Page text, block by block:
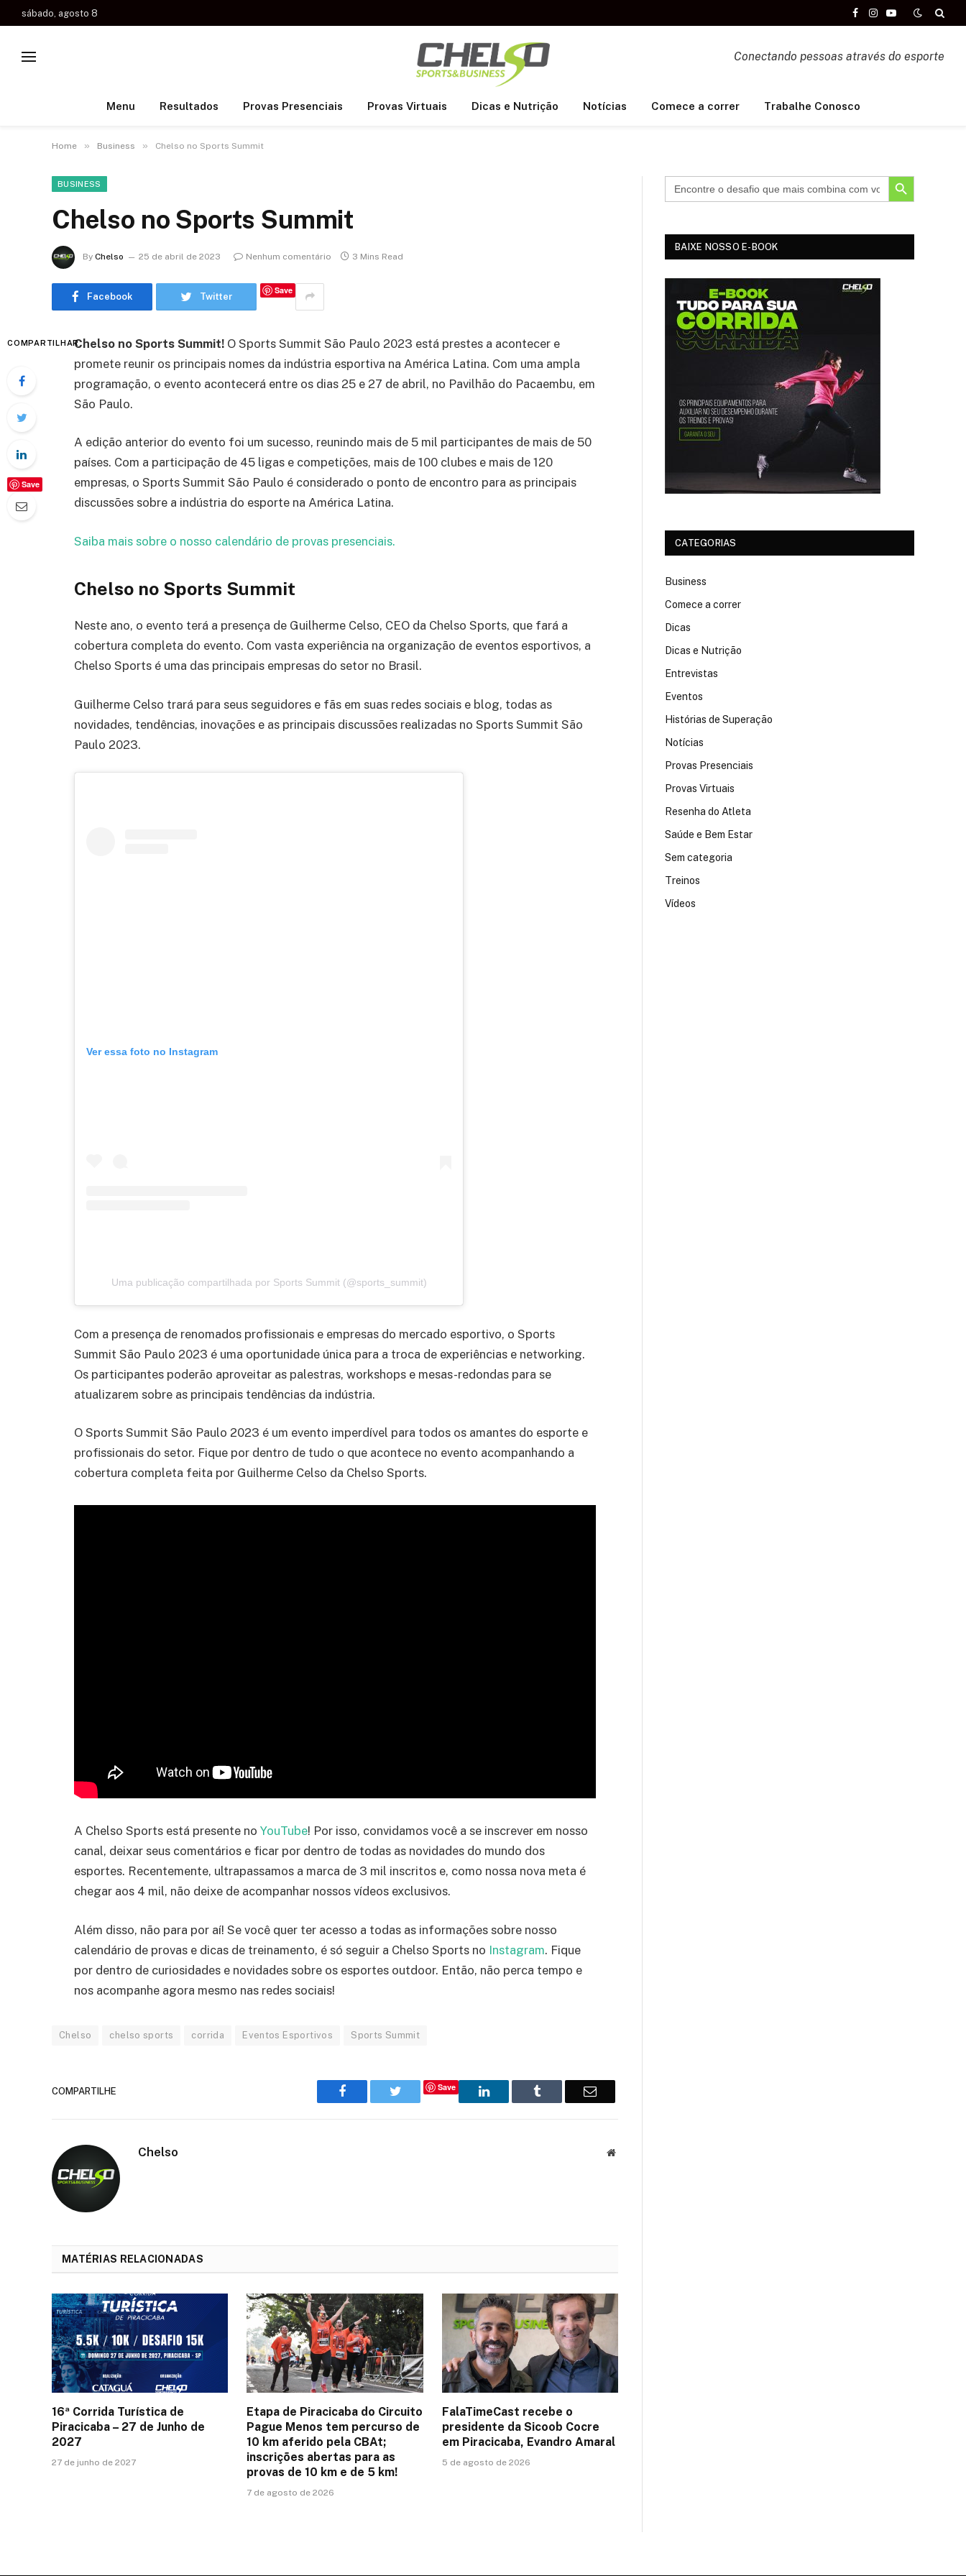
sábado, agosto 8
Facebook
Instagram
YouTube
Conectando pessoas através do esporte
Menu Resultados Provas Presenciais Provas Virtuais Dicas e Nutrição Notícias Comece a correr Trabalhe Conosco
Home » Business » Chelso no Sports Summit
BUSINESS
Chelso no Sports Summit
By Chelso 25 de abril de 2023 Nenhum comentário 3 Mins Read
Facebook Twitter
Save
COMPARTILHAR
Save
Chelso no Sports Summit! O Sports Summit São Paulo 2023 está prestes a acontecer e
promete reunir os principais nomes da indústria esportiva na América Latina. Com uma ampla
programação, o evento acontecerá entre os dias 25 e 27 de abril, no Pavilhão do Pacaembu, em
São Paulo.
A edição anterior do evento foi um sucesso, reunindo mais de 5 mil participantes de mais de 50
países. Com a participação de 45 ligas e competições, mais de 100 clubes e mais de 120
empresas, o Sports Summit São Paulo é considerado o ponto de encontro para as principais
discussões sobre a indústria do esporte na América Latina.
Saiba mais sobre o nosso calendário de provas presenciais.
Chelso no Sports Summit
Neste ano, o evento terá a presença de Guilherme Celso, CEO da Chelso Sports, que fará a
cobertura completa do evento. Com vasta experiência na organização de eventos esportivos, a
Chelso Sports é uma das principais empresas do setor no Brasil.
Guilherme Celso trará para seus seguidores e fãs em suas redes sociais e blog, todas as
novidades, tendências, inovações e as principais discussões realizadas no Sports Summit São
Paulo 2023.
Ver essa foto no Instagram
Uma publicação compartilhada por Sports Summit (@sports_summit)
Com a presença de renomados profissionais e empresas do mercado esportivo, o Sports
Summit São Paulo 2023 é uma oportunidade única para a troca de experiências e networking.
Os participantes poderão aproveitar as palestras, workshops e mesas-redondas para se
atualizarem sobre as principais tendências da indústria.
O Sports Summit São Paulo 2023 é um evento imperdível para todos os amantes do esporte e
profissionais do setor. Fique por dentro de tudo o que acontece no evento acompanhando a
cobertura completa feita por Guilherme Celso da Chelso Sports.
A Chelso Sports está presente no YouTube! Por isso, convidamos você a se inscrever em nosso
canal, deixar seus comentários e ficar por dentro de todas as novidades do mundo dos
esportes. Recentemente, ultrapassamos a marca de 3 mil inscritos e, como nossa nova meta é
chegar aos 4 mil, não deixe de acompanhar nossos vídeos exclusivos.
Além disso, não para por aí! Se você quer ter acesso a todas as informações sobre nosso
calendário de provas e dicas de treinamento, é só seguir a Chelso Sports no Instagram. Fique
por dentro de curiosidades e novidades sobre os esportes outdoor. Então, não perca tempo e
nos acompanhe agora mesmo nas redes sociais!
Chelso chelso sports corrida Eventos Esportivos Sports Summit
COMPARTILHE Facebook TwitterSave LinkedIn Tumblr Email
Chelso Website
MATÉRIAS RELACIONADAS
16ª Corrida Turística de
Piracicaba – 27 de Junho de
2027
27 de junho de 2027
Etapa de Piracicaba do Circuito
Pague Menos tem percurso de
10 km aferido pela CBAt;
inscrições abertas para as
provas de 10 km e de 5 km!
7 de agosto de 2026
FalaTimeCast recebe o
presidente da Sicoob Cocre
em Piracicaba, Evandro Amaral
5 de agosto de 2026
SEARCH BUTTON
BAIXE NOSSO E-BOOK
CATEGORIAS
Business
Comece a correr
Dicas
Dicas e Nutrição
Entrevistas
Eventos
Histórias de Superação
Notícias
Provas Presenciais
Provas Virtuais
Resenha do Atleta
Saúde e Bem Estar
Sem categoria
Treinos
Vídeos